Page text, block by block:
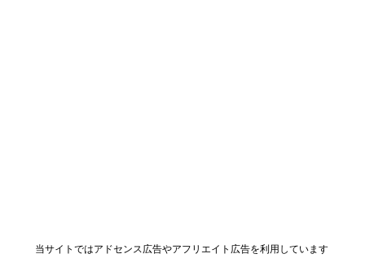
当サイトではアドセンス広告やアフリエイト広告を利用しています